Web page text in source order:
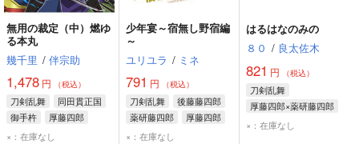
無用の裁定（中）燃ゆ
る本丸
幾千里 / 伴宗助
1,478 円 （税込）
刀剣乱舞
同田貫正国
御手杵
厚藤四郎
×：在庫なし
少年宴～宿無し野宿編
～
ユリユラ / ミネ
791 円 （税込）
刀剣乱舞
後藤藤四郎
薬研藤四郎
厚藤四郎
×：在庫なし
はるはなのみの
８０ / 良太佐木
821 円 （税込）
刀剣乱舞
厚藤四郎×薬研藤四郎
薬研藤四郎
×：在庫なし